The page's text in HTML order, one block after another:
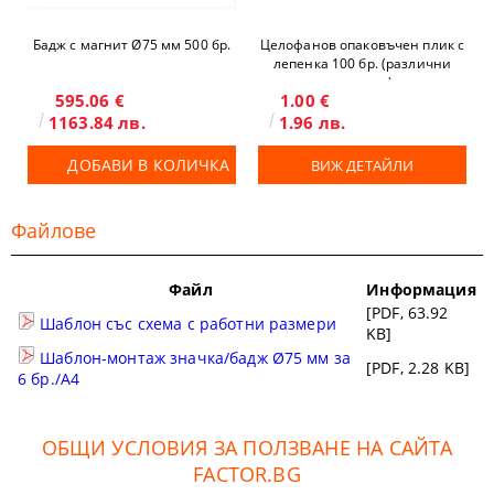
Бадж с магнит Ø75 мм 500 бр.
595.06 €
1163.84 лв.
ДОБАВИ В КОЛИЧКА
Целофанов опаковъчен плик с
лепенка 100 бр. (различни
размери)
1.00 €
1.96 лв.
ВИЖ ДЕТАЙЛИ
Файлове
Файл
Информация
Шаблон със схема с работни размери
[PDF, 63.92
KB]
Шаблон-монтаж значка/бадж Ø75 мм за
6 бр./А4
[PDF, 2.28 KB]
ОБЩИ УСЛОВИЯ ЗА ПОЛЗВАНЕ НА САЙТА
FACTOR.BG